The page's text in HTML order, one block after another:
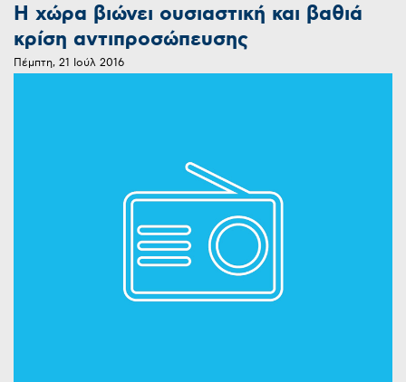
Η χώρα βιώνει ουσιαστική και βαθιά
κρίση αντιπροσώπευσης
Πέμπτη, 21 Ιούλ 2016